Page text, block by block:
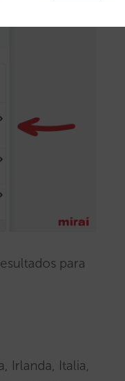
para
Irlanda, Italia,